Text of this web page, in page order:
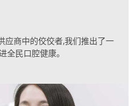
应商中的佼佼者,我们推出了一
全民口腔健康。